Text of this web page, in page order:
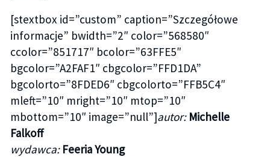
[stextbox id=”custom” caption=”Szczegółowe
informacje” bwidth=”2″ color=”568580″
ccolor=”851717″ bcolor=”63FFE5″
bgcolor=”A2FAF1″ cbgcolor=”FFD1DA”
bgcolorto=”8FDED6″ cbgcolorto=”FFB5C4″
mleft=”10″ mright=”10″ mtop=”10″
mbottom=”10″ image=”null”]autor: Michelle
Falkoff
wydawca: Feeria Young